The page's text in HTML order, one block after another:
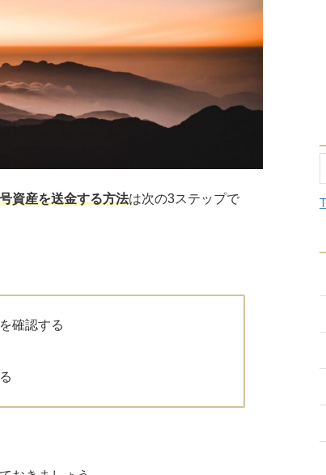
資産を送金する方法は次の3ステップで
確認する